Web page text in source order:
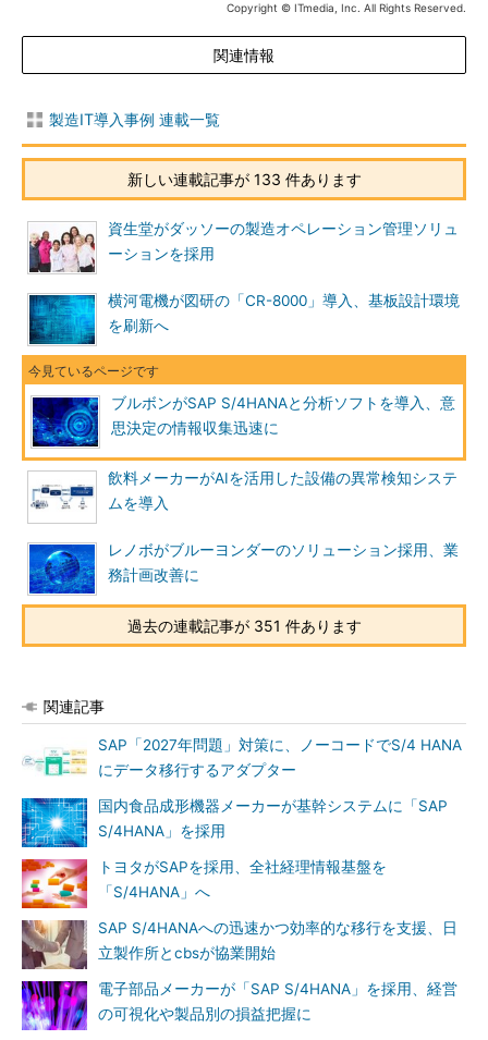
Copyright © ITmedia, Inc. All Rights Reserved.
関連情報
製造IT導入事例 連載一覧
新しい連載記事が 133 件あります
資生堂がダッソーの製造オペレーション管理ソリュ
ーションを採用
横河電機が図研の「CR-8000」導入、基板設計環境
を刷新へ
ブルボンがSAP S/4HANAと分析ソフトを導入、意
思決定の情報収集迅速に
飲料メーカーがAIを活用した設備の異常検知システ
ムを導入
レノボがブルーヨンダーのソリューション採用、業
務計画改善に
過去の連載記事が 351 件あります
関連記事
SAP「2027年問題」対策に、ノーコードでS/4 HANA
にデータ移行するアダプター
国内食品成形機器メーカーが基幹システムに「SAP
S/4HANA」を採用
トヨタがSAPを採用、全社経理情報基盤を
「S/4HANA」へ
SAP S/4HANAへの迅速かつ効率的な移行を支援、日
立製作所とcbsが協業開始
電子部品メーカーが「SAP S/4HANA」を採用、経営
の可視化や製品別の損益把握に